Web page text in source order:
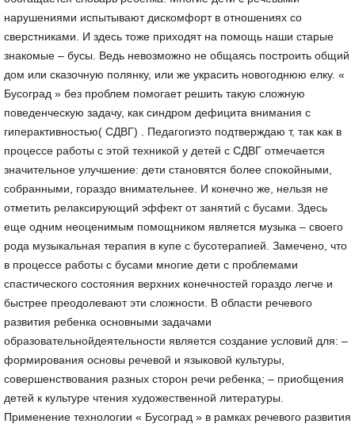
нарушениями испытывают дискомфорт в отношениях со
сверстниками. И здесь тоже приходят на помощь наши старые
знакомые – бусы. Ведь невозможно не общаясь построить общий
дом или сказочную полянку, или же украсить новогоднюю елку. «
Бусоград » без проблем помогает решить такую сложную
поведенческую задачу, как синдром дефицита внимания с
гиперактивностью( СДВГ) . Педагогиэто подтверждаю т, так как в
процессе работы с этой техникой у детей с СДВГ отмечается
значительное улучшение: дети становятся более спокойными,
собранными, гораздо внимательнее. И конечно же, нельзя не
отметить релаксирующий эффект от занятий с бусами. Здесь
еще одним неоценимым помощником является музыка – своего
рода музыкальная терапия в купе с бусотерапией. Замечено, что
в процессе работы с бусами многие дети с проблемами
спастического состояния верхних конечностей гораздо легче и
быстрее преодолевают эти сложности. В области речевого
развития ребенка основными задачами
образовательнойдеятельности является создание условий для: –
формирования основы речевой и языковой культуры,
совершенствования разных сторон речи ребенка; – приобщения
детей к культуре чтения художественной литературы.
Применение технологии « Бусоград » в рамках речевого развития